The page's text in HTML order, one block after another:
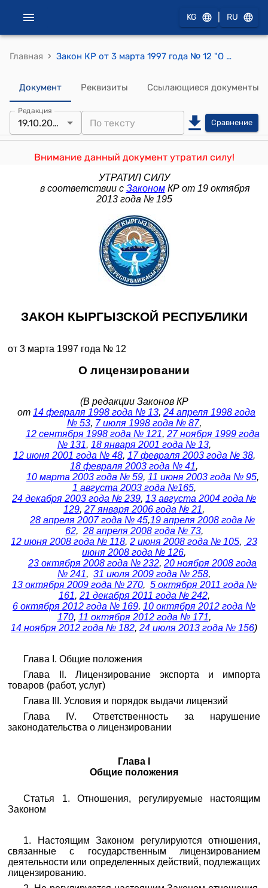
KG RU
Главная › Закон КР от 3 марта 1997 года № 12 "О лицензировании"
Документ Реквизиты Ссылающиеся документы
Редакция
19.10.2013 Сравнение
Внимание данный документ утратил силу!